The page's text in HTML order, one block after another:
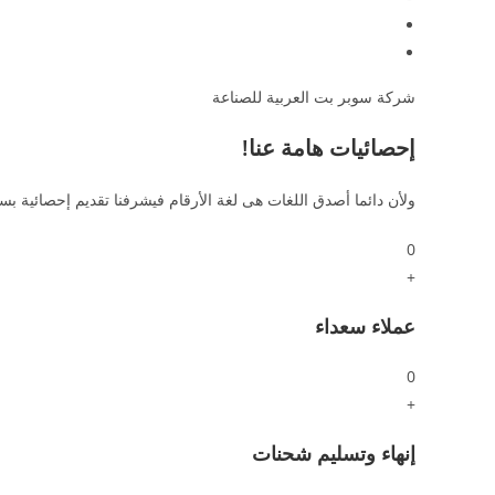
شركة سوبر بت العربية للصناعة
إحصائيات هامة عنا!
ولأن دائما أصدق اللغات هى لغة الأرقام فيشرفنا تقديم إحصائية
0
+
عملاء سعداء
0
+
إنهاء وتسليم شحنات